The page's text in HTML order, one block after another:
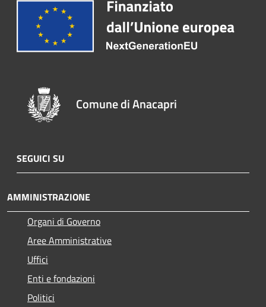
Comune di Anacapri
SEGUICI SU
AMMINISTRAZIONE
Organi di Governo
Aree Amministrative
Uffici
Enti e fondazioni
Politici